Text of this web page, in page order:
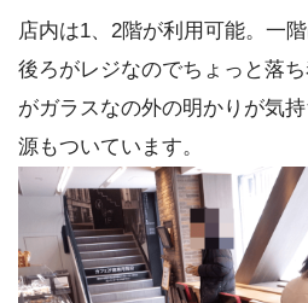
店内は1、2階が利用可能。一
後ろがレジなのでちょっと落
がガラスなの外の明かりが気
源もついています。